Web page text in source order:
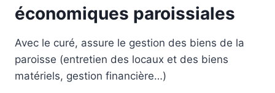
économiques paroissiales
Avec le curé, assure le gestion des biens de la
paroisse (entretien des locaux et des biens
matériels, gestion financière…)